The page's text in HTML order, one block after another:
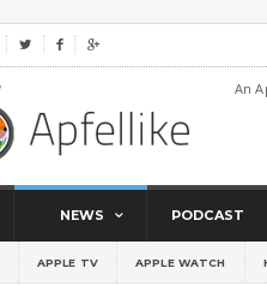
  
An
NEWS PODCAST
APPLE TV APPLE WATCH